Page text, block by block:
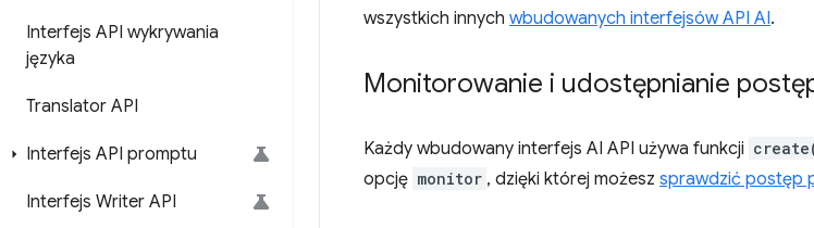
Interfejs API wykrywania
języka
Translator API
Interfejs API promptu
Interfejs Writer API
wszystkich innych wbudowanych interfejsów API AI.
Monitorowanie i udostępnianie
Każdy wbudowany interfejs AI API używa funkcji
opcję monitor , dzięki której możesz sprawdzić postęp